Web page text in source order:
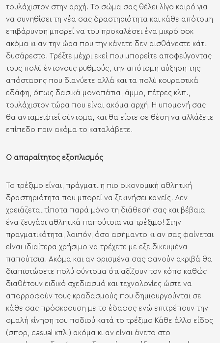
τουλάχιστον στην αρχή. Το σώμα σας θέλει λίγο καιρό για
να συνηθίσει τη νέα σας δραστηριότητα και κάθε απότομη
επιβάρυνση μπορεί να του προκαλέσει ένα μικρό σοκ
ακόμα κι αν την ώρα που την κάνετε δεν αισθάνεστε κάτι
δυσάρεστο. Τρέξτε μέχρι εκεί που μπορείτε αποφεύγοντας
τους πολύ έντονους ρυθμούς, την απότομη αύξηση της
απόστασης που διανύετε αλλά και τα πολύ κουραστικά
εδάφη, όπως δασικά μονοπάτια, άμμο, πέτρες κλπ.,
τουλάχιστον τώρα που είναι ακόμα αρχή. Η υπομονή σας
θα ανταμειφτεί σύντομα, και θα είστε σε θέση να αλλάξετε
επίπεδο πριν ακόμα το καταλάβετε.
Ο απαραίτητος εξοπλισμός
Το τρέξιμο είναι, πράγματι η πιο οικονομική αθλητική
δραστηριότητα που μπορεί να ξεκινήσει κανείς. Δεν
χρειάζεται τίποτα παρά μόνο τη διάθεσή σας και βέβαια
ένα ζευγάρι αθλητικά παπούτσια για τρέξιμο! Στην
πραγματικότητα, λοιπόν, όσο ασήμαντο κι αν σας φαίνεται
είναι ιδιαίτερα χρήσιμο να τρέχετε με εξειδικευμένα
παπούτσια. Ακόμα και αν ορισμένα σας φανούν ακριβά θα
διαπιστώσετε πολύ σύντομα ότι αξίζουν τον κόπο καθώς
διαθέτουν ειδικό σχεδιασμό και τεχνολογίες ώστε να
απορροφούν τους κραδασμούς που δημιουργούνται σε
κάθε σας πρόσκρουση με το έδαφος ενώ επιτρέπουν την
ομαλή κίνηση του ποδιού κατά το τρέξιμο Κάθε άλλο είδος
(σπορ, casual κπλ.) ακόμα κι αν είναι άνετο στο